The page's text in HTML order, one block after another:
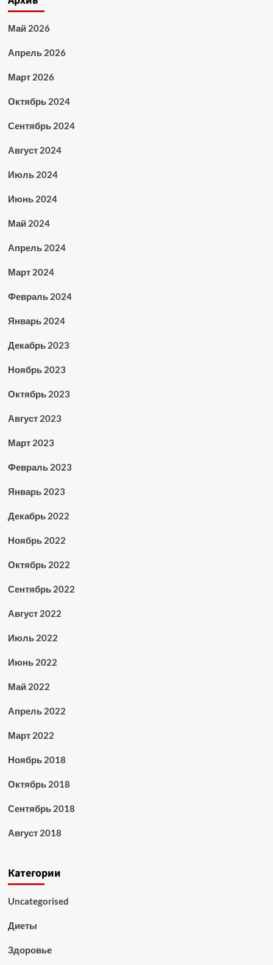
Май 2026
Апрель 2026
Март 2026
Октябрь 2024
Сентябрь 2024
Август 2024
Июль 2024
Июнь 2024
Май 2024
Апрель 2024
Март 2024
Февраль 2024
Январь 2024
Декабрь 2023
Ноябрь 2023
Октябрь 2023
Август 2023
Март 2023
Февраль 2023
Январь 2023
Декабрь 2022
Ноябрь 2022
Октябрь 2022
Сентябрь 2022
Август 2022
Июль 2022
Июнь 2022
Май 2022
Апрель 2022
Март 2022
Ноябрь 2018
Октябрь 2018
Сентябрь 2018
Август 2018
Категории
Uncategorised
Диеты
Здоровье